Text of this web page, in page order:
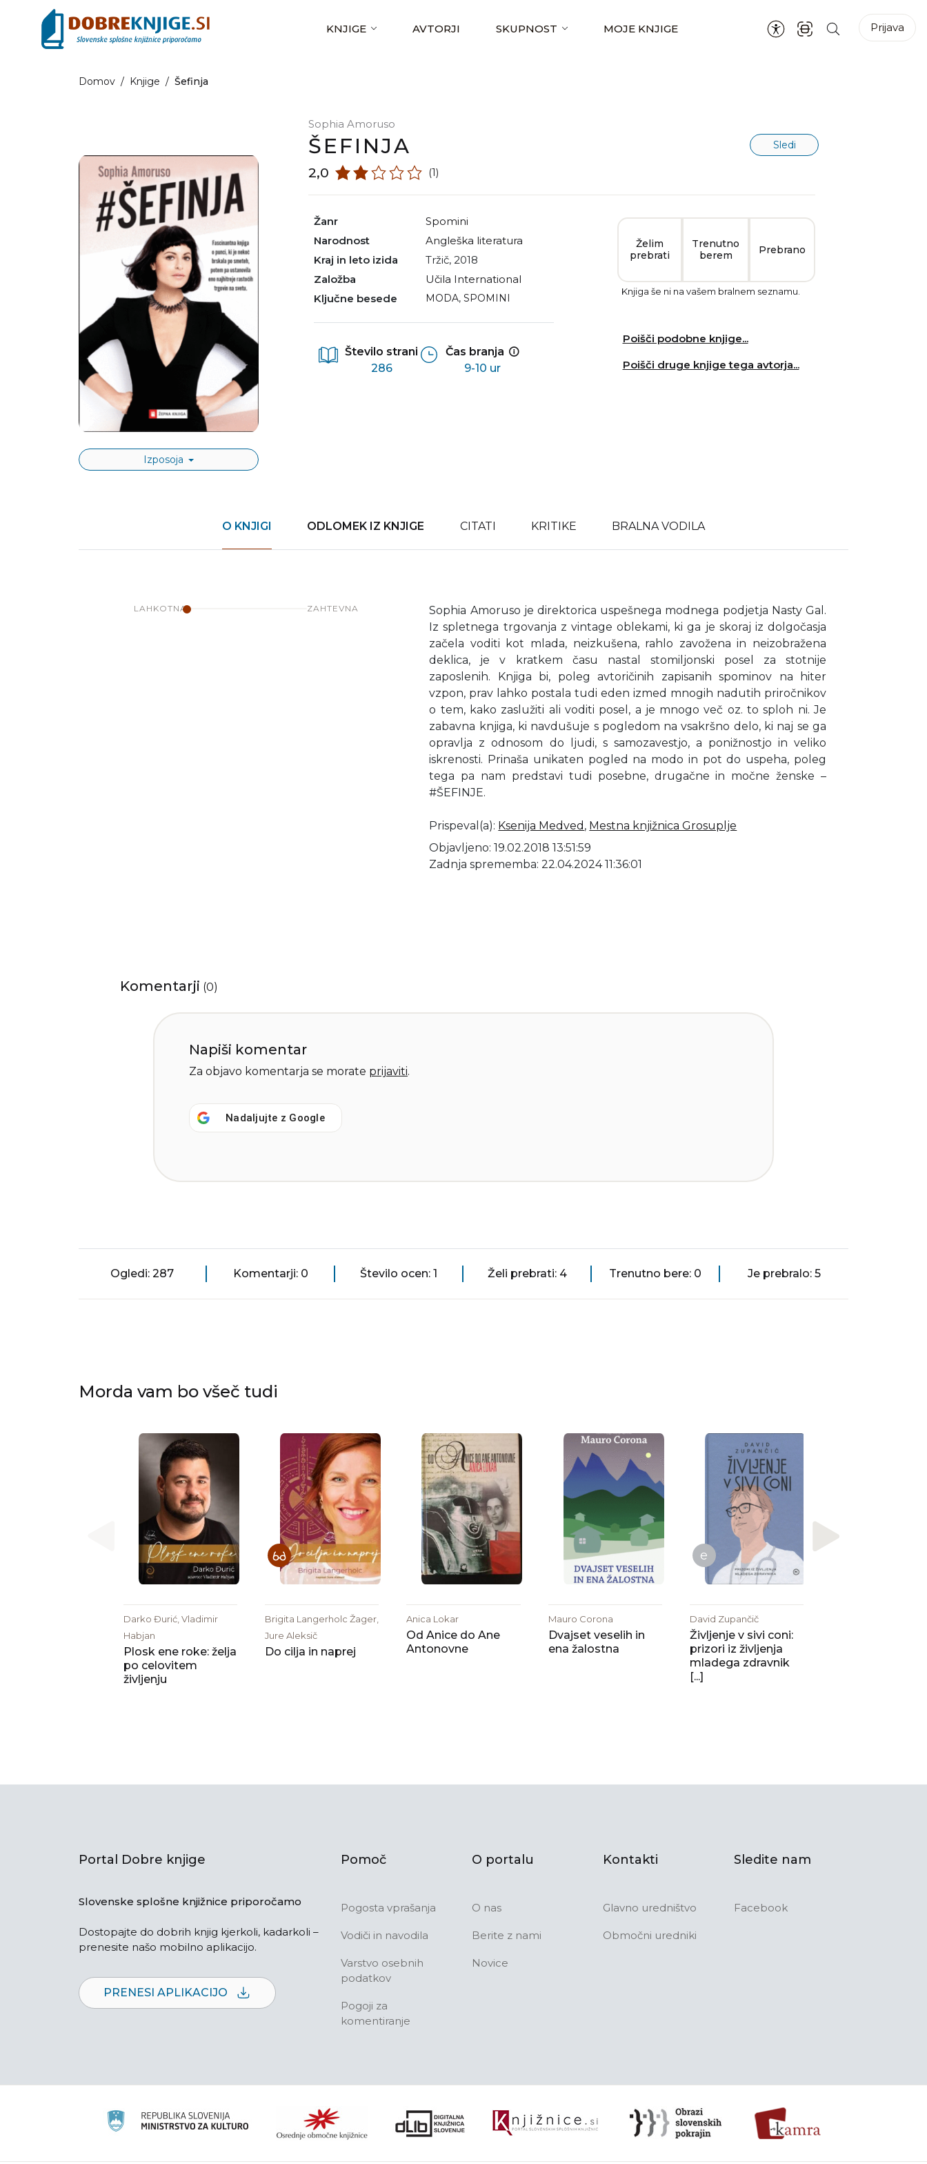
KNJIGE AVTORJI SKUPNOST MOJE KNJIGE Prijava
Domov / Knjige / Šefinja
Izposoja
Sophia Amoruso
ŠEFINJA Sledi
2,0 (1)
Žanr
spomini
Narodnost
angleška literatura
Kraj in leto izida
Tržič, 2018
Založba
Učila International
Ključne besede
MODA, SPOMINI
Število strani
286
Čas branja
9-10 ur
Želim
prebrati
Trenutno
berem
Prebrano
Knjiga še ni na vašem bralnem seznamu.
Poišči podobne knjige...
Poišči druge knjige tega avtorja...
O KNJIGI ODLOMEK IZ KNJIGE CITATI KRITIKE BRALNA VODILA
LAHKOTNA ZAHTEVNA
Sophia Amoruso je direktorica uspešnega modnega podjetja Nasty Gal.
Iz spletnega trgovanja z vintage oblekami, ki ga je skoraj iz dolgočasja
začela voditi kot mlada, neizkušena, rahlo zavožena in neizobražena
deklica, je v kratkem času nastal stomiljonski posel za stotnije
zaposlenih. Knjiga bi, poleg avtoričinih zapisanih spominov na hiter
vzpon, prav lahko postala tudi eden izmed mnogih nadutih priročnikov
o tem, kako zaslužiti ali voditi posel, a je mnogo več oz. to sploh ni. Je
zabavna knjiga, ki navdušuje s pogledom na vsakršno delo, ki naj se ga
opravlja z odnosom do ljudi, s samozavestjo, a ponižnostjo in veliko
iskrenosti. Prinaša unikaten pogled na modo in pot do uspeha, poleg
tega pa nam predstavi tudi posebne, drugačne in močne ženske –
#ŠEFINJE.
Prispeval(a): Ksenija Medved , Mestna knjižnica Grosuplje
Objavljeno: 19.02.2018 13:51:59
Zadnja sprememba: 22.04.2024 11:36:01
Komentarji (0)
Napiši komentar
Za objavo komentarja se morate prijaviti.
Nadaljujte z Google
Ogledi: 287 Komentarji: 0 Število ocen: 1 Želi prebrati: 4 Trenutno bere: 0 Je prebralo: 5
Morda vam bo všeč tudi
Darko Đurić, Vladimir
Habjan
Plosk ene roke: želja
po celovitem
življenju
Brigita Langerholc Žager,
Jure Aleksič
Do cilja in naprej
Anica Lokar
Od Anice do Ane
Antonovne
Mauro Corona
Dvajset veselih in
ena žalostna
e
David Zupančič
Življenje v sivi coni:
prizori iz življenja
mladega zdravnik
[...]
norosti, blišču i
Portal Dobre knjige
Slovenske splošne knjižnice priporočamo
Dostopajte do dobrih knjig kjerkoli, kadarkoli –
prenesite našo mobilno aplikacijo.
PRENESI APLIKACIJO
Pomoč
Pogosta vprašanja
Vodiči in navodila
Varstvo osebnih
podatkov
Pogoji za
komentiranje
O portalu
O nas
Berite z nami
Novice
Kontakti
Glavno uredništvo
Območni uredniki
Sledite nam
Facebook